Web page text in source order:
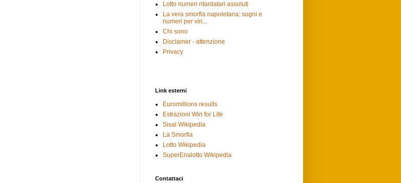
Lotto numeri ritardatari assoluti
La vera smorfia napoletana: sogni e
numeri per vin...
Chi sono
Disclamer - attenzione
Privacy
Link esterni
Euromillions results
Estrazioni Win for Life
Sisal Wikipedia
La Smorfia
Lotto Wikipedia
SuperEnalotto Wikipedia
Contattaci